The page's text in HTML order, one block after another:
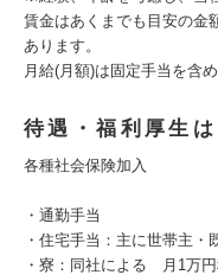
賃金はあくまでも目安の金
あります。
月給(月額)は固定手当を含め
待遇・福利厚生は
各種社会保険加入
・通勤手当
・住宅手当：主に世帯主・
・寮：同社による 月1万